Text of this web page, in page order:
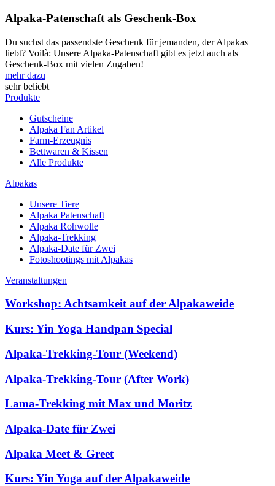
Alpaka-Patenschaft als Geschenk-Box
Du suchst das passendste Geschenk für jemanden, der Alpakas
liebt? Voilà: Unsere Alpaka-Patenschaft gibt es jetzt auch als
Geschenk-Box mit vielen Zugaben!
mehr dazu
sehr beliebt
Produkte
Gutscheine
Alpaka Fan Artikel
Farm-Erzeugnis
Bettwaren & Kissen
Alle Produkte
Alpakas
Unsere Tiere
Alpaka Patenschaft
Alpaka Rohwolle
Alpaka-Trekking
Alpaka-Date für Zwei
Fotoshootings mit Alpakas
Veranstaltungen
Workshop: Achtsamkeit auf der Alpakaweide
Kurs: Yin Yoga Handpan Special
Alpaka-Trekking-Tour (Weekend)
Alpaka-Trekking-Tour (After Work)
Lama-Trekking mit Max und Moritz
Alpaka-Date für Zwei
Alpaka Meet & Greet
Kurs: Yin Yoga auf der Alpakaweide